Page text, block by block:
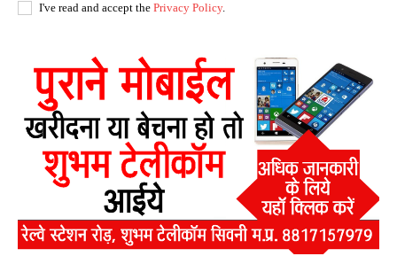
I've read and accept the Privacy Policy.